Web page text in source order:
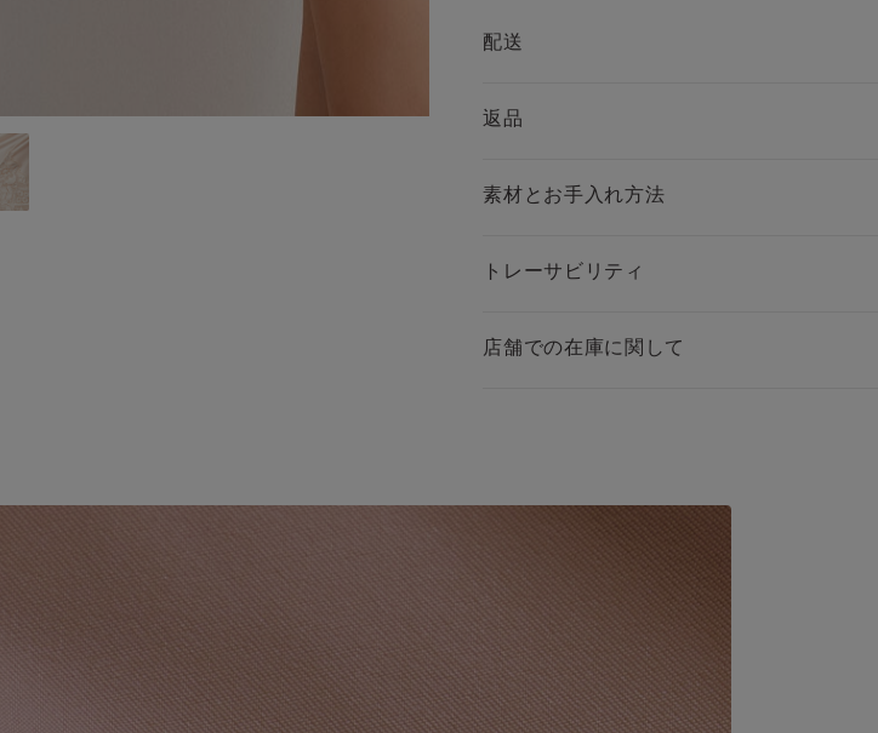
配送
返品
素材とお手入れ方法
トレーサビリティ
店舗での在庫に関して